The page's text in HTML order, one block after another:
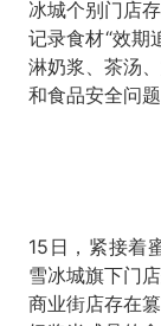
冰城个别门店
记录食材“效期
淋奶浆、茶汤
和食品安全问题
15日，紧接着
雪冰城旗下门
商业街店存在